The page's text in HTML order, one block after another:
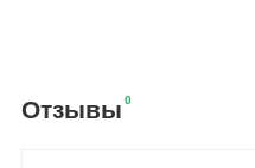
Отзывы 0